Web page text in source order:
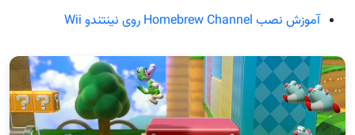
آموزش نصب Homebrew Channel روی نینتندو Wii